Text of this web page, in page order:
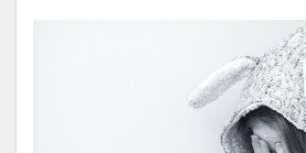
日常回復
時間が経っても扱いやすい髪
本
東横線の上位サロン
根元の境目
毛先が硬い